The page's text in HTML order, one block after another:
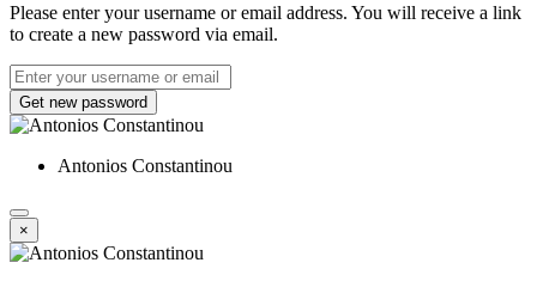
Please enter your username or email address. You will receive a link
to create a new password via email.
Get new password
Antonios Constantinou
×